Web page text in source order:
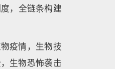
，全链条构建
疫情，生物技
生物恐怖袭击